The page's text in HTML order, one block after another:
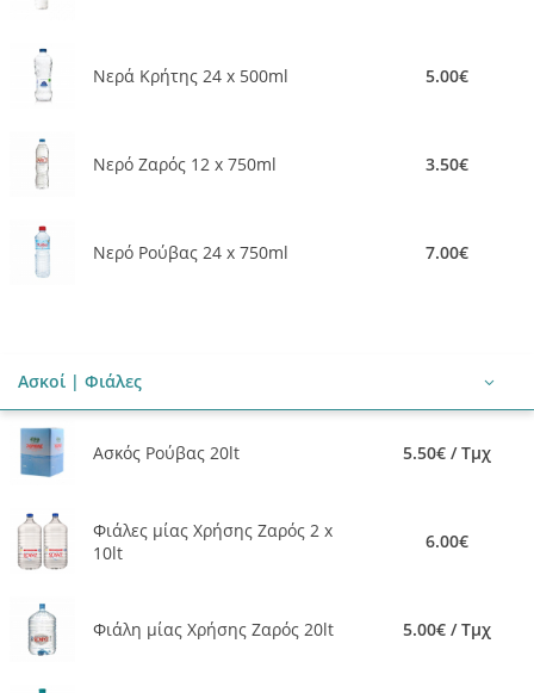
Νερά Κρήτης 24 x 500ml 5.00€
Νερό Ζαρός 12 x 750ml 3.50€
Νερό Ρούβας 24 x 750ml 7.00€
Ασκοί | Φιάλες
Ασκός Ρούβας 20lt 5.50€ / Τμχ
Φιάλες μίας Χρήσης Ζαρός 2 x
10lt
6.00€
Φιάλη μίας Χρήσης Ζαρός 20lt 5.00€ / Τμχ